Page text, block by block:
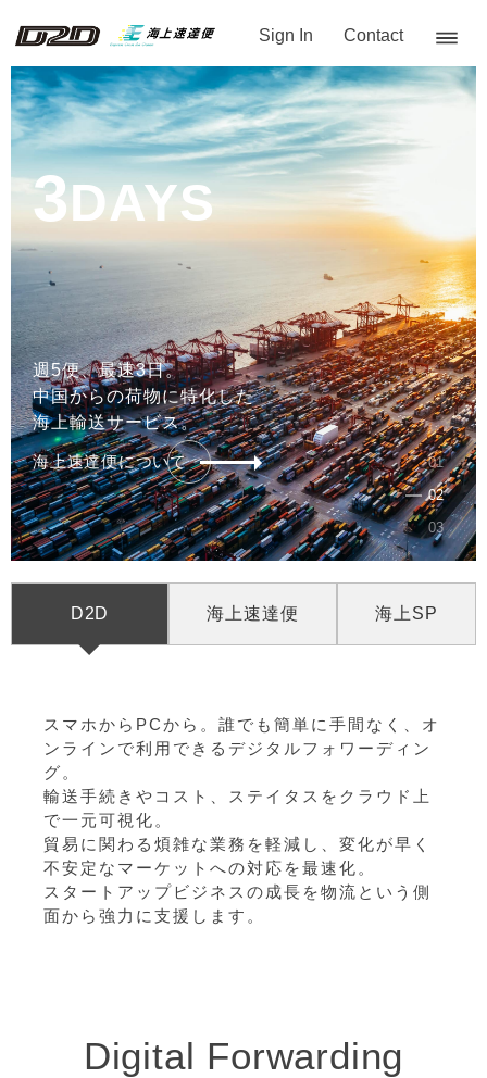
Sign In Contact
3DAYS
週5便、最速3日。
中国からの荷物に特化した
海上輸送サービス。
海上速達便について
D2D 海上速達便 海上SP
スマホからPCから。誰でも簡単に手間なく、オ
ンラインで利用できるデジタルフォワーディン
グ。
輸送手続きやコスト、ステイタスをクラウド上
で一元可視化。
貿易に関わる煩雑な業務を軽減し、変化が早く
不安定なマーケットへの対応を最速化。
スタートアップビジネスの成長を物流という側
面から強力に支援します。
Digital Forwarding